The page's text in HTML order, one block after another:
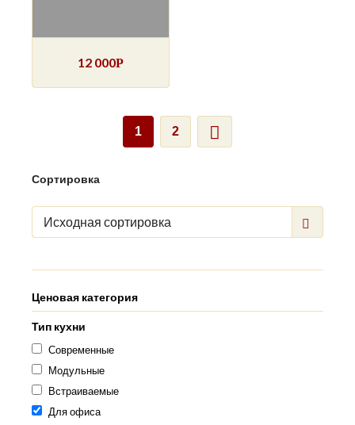
12 000Р
1 2
Сортировка
Исходная сортировка
Ценовая категория
Тип кухни
Современные
Модульные
Встраиваемые
Для офиса